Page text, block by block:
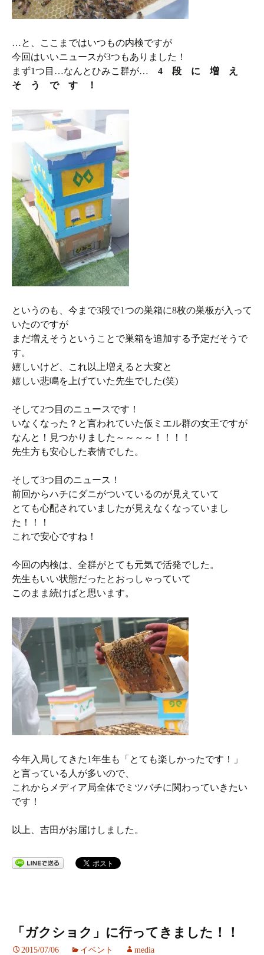
…と、ここまではいつもの内検ですが
今回はいいニュースが3つもありました！
まず1つ目…なんとひみこ群が… 4 段 に 増 え
そ う で す ！
というのも、今まで3段で1つの巣箱に8枚の巣板が入って
いたのですが
まだ増えそうということで巣箱を追加する予定だそうで
す。
嬉しいけど、これ以上増えると大変と
嬉しい悲鳴を上げていた先生でした(笑)
そして2つ目のニュースです！
いなくなった？と言われていた仮ミエル群の女王ですが
なんと！見つかりました～～～～！！！！
先生方も安心した表情でした。
そして3つ目のニュース！
前回からハチにダニがついているのが見えていて
とても心配されていましたが見えなくなっていまし
た！！！
これで安心ですね！
今回の内検は、全群がとても元気で活発でした。
先生もいい状態だったとおっしゃっていて
このまま続けばと思います。
今年入局してきた1年生も「とても楽しかったです！」
と言っている人が多いので、
これからメディア局全体でミツバチに関わっていきたい
です！
以上、吉田がお届けしました。
「ガクショク」に行ってきました！！
2015/07/06 イベント media